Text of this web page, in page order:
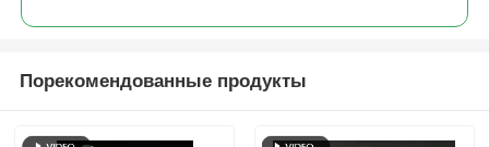
Порекомендованные продукты